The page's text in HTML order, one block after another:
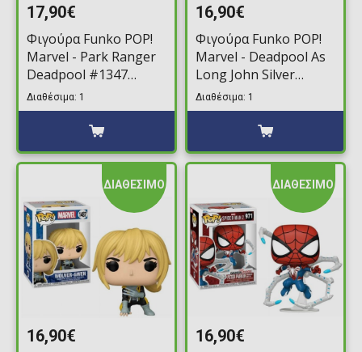
17,90€
Φιγούρα Funko POP!
Marvel - Park Ranger
Deadpool #1347
(Exclusive)
Διαθέσιμα: 1
16,90€
Φιγούρα Funko POP!
Marvel - Deadpool As
Long John Silver
#1493
Διαθέσιμα: 1
ΔΙΑΘΕΣΙΜΟ
16,90€
ΔΙΑΘΕΣΙΜΟ
16,90€